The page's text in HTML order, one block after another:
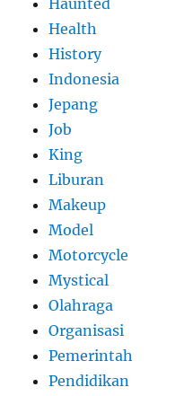
Haunted
Health
History
Indonesia
Jepang
Job
King
Liburan
Makeup
Model
Motorcycle
Mystical
Olahraga
Organisasi
Pemerintah
Pendidikan